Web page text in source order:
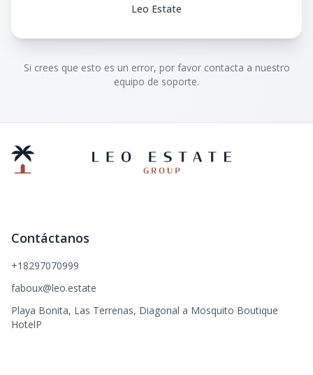
Leo Estate
Si crees que esto es un error, por favor contacta a nuestro
equipo de soporte.
Contáctanos
+18297070999
faboux@leo.estate
Playa Bonita, Las Terrenas, Diagonal a Mosquito Boutique
HotelP